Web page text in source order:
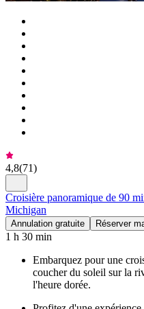
4,8(71)
Croisière panoramique de 90
Michigan
Annulation gratuite Réserver
1 h 30 min
Embarquez pour une
coucher du soleil sur la
l'heure dorée.